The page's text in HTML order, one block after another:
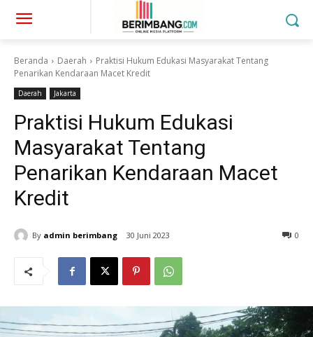
Beranda Daerah
Praktisi Hukum Edukasi Masyarakat Tentang
Penarikan Kendaraan Macet Kredit
Daerah Jakarta
Praktisi Hukum Edukasi
Masyarakat Tentang
Penarikan Kendaraan Macet
Kredit
By admin berimbang 30 Juni 2023 0